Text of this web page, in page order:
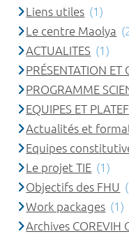
Liens utiles (1)
Le centre Maolya
ACTUALITES (1)
PRÉSENTATION ET
PROGRAMME
EQUIPES ET
Actualités et
Equipes
Le projet TIE (1)
Objectifs des FHU
Work packages (1)
Archives COREVIH